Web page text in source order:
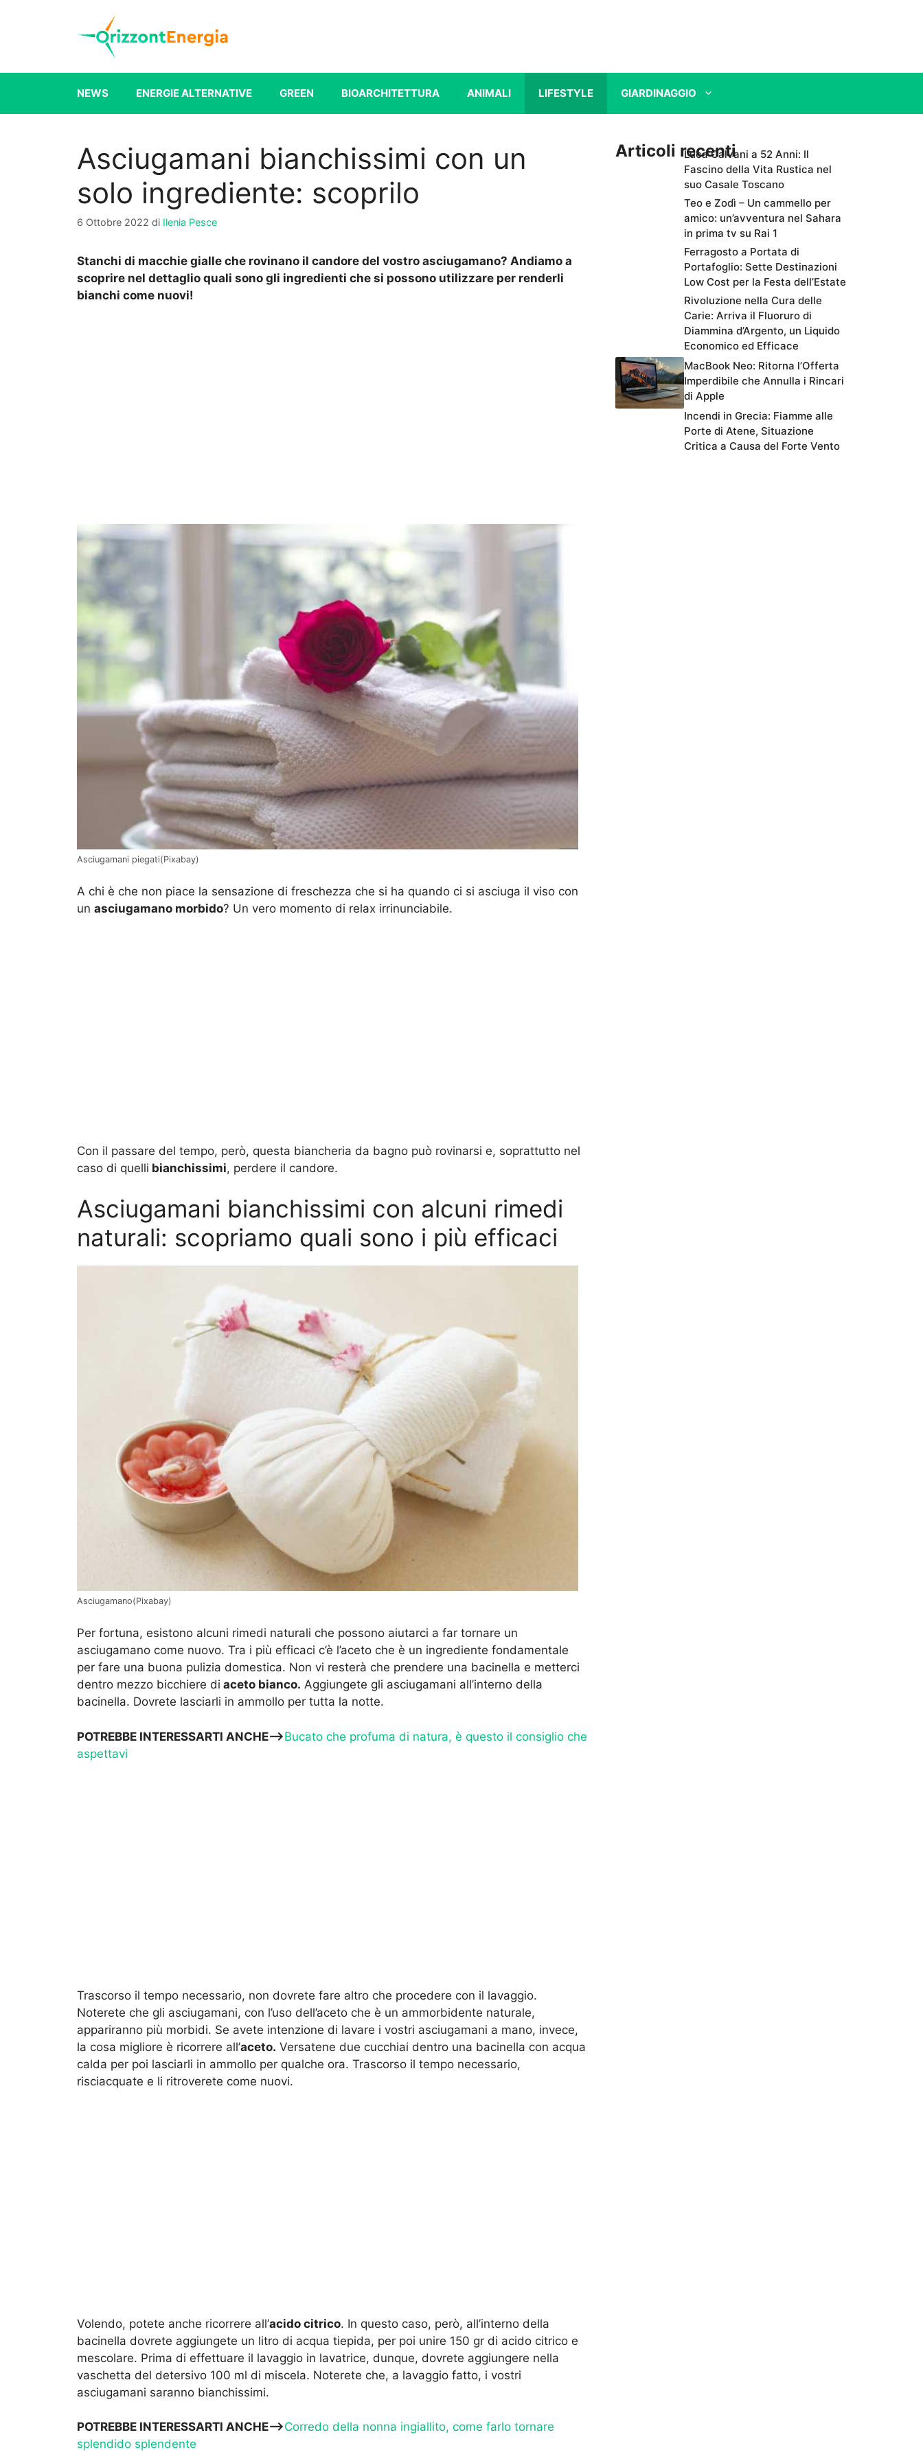
NEWS ENERGIE ALTERNATIVE GREEN BIOARCHITETTURA ANIMALI LIFESTYLE GIARDINAGGIO
Asciugamani bianchissimi con un
solo ingrediente: scoprilo
6 Ottobre 2022 di Ilenia Pesce
Stanchi di macchie gialle che rovinano il candore del vostro asciugamano? Andiamo a
scoprire nel dettaglio quali sono gli ingredienti che si possono utilizzare per renderli
bianchi come nuovi!
Asciugamani piegati(Pixabay)
A chi è che non piace la sensazione di freschezza che si ha quando ci si asciuga il viso con
un asciugamano morbido? Un vero momento di relax irrinunciabile.
Con il passare del tempo, però, questa biancheria da bagno può rovinarsi e, soprattutto nel
caso di quelli bianchissimi, perdere il candore.
Asciugamani bianchissimi con alcuni rimedi
naturali: scopriamo quali sono i più efficaci
Asciugamano(Pixabay)
Per fortuna, esistono alcuni rimedi naturali che possono aiutarci a far tornare un
asciugamano come nuovo. Tra i più efficaci c’è l’aceto che è un ingrediente fondamentale
per fare una buona pulizia domestica. Non vi resterà che prendere una bacinella e metterci
dentro mezzo bicchiere di aceto bianco. Aggiungete gli asciugamani all’interno della
bacinella. Dovrete lasciarli in ammollo per tutta la notte.
POTREBBE INTERESSARTI ANCHE—>Bucato che profuma di natura, è questo il consiglio che
aspettavi
Trascorso il tempo necessario, non dovrete fare altro che procedere con il lavaggio.
Noterete che gli asciugamani, con l’uso dell’aceto che è un ammorbidente naturale,
appariranno più morbidi. Se avete intenzione di lavare i vostri asciugamani a mano, invece,
la cosa migliore è ricorrere all’aceto. Versatene due cucchiai dentro una bacinella con acqua
calda per poi lasciarli in ammollo per qualche ora. Trascorso il tempo necessario,
risciacquate e li ritroverete come nuovi.
Volendo, potete anche ricorrere all’acido citrico. In questo caso, però, all’interno della
bacinella dovrete aggiungete un litro di acqua tiepida, per poi unire 150 gr di acido citrico e
mescolare. Prima di effettuare il lavaggio in lavatrice, dunque, dovrete aggiungere nella
vaschetta del detersivo 100 ml di miscela. Noterete che, a lavaggio fatto, i vostri
asciugamani saranno bianchissimi.
POTREBBE INTERESSARTI ANCHE—>Corredo della nonna ingiallito, come farlo tornare
splendido splendente
Articoli recentiLuca Calvani a 52 Anni: Il
Fascino della Vita Rustica nel
suo Casale Toscano
Teo e Zodì – Un cammello per
amico: un’avventura nel Sahara
in prima tv su Rai 1
Ferragosto a Portata di
Portafoglio: Sette Destinazioni
Low Cost per la Festa dell’Estate
Rivoluzione nella Cura delle
Carie: Arriva il Fluoruro di
Diammina d’Argento, un Liquido
Economico ed Efficace
MacBook Neo: Ritorna l’Offerta
Imperdibile che Annulla i Rincari
di Apple
Incendi in Grecia: Fiamme alle
Porte di Atene, Situazione
Critica a Causa del Forte Vento